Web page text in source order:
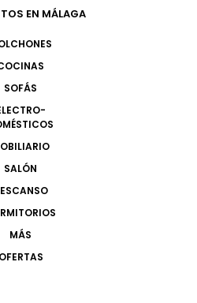
EN MÁLAGA
SOFÁS
SALÓN
MÁS
OFERTAS